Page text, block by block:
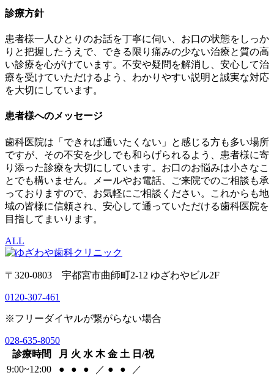
診療方針
患者様一人ひとりのお話を丁寧に伺い、お口の状態をしっか
りと把握したうえで、できる限り痛みの少ない治療と質の高
い診療を心がけています。不安や疑問を解消し、安心して治
療を受けていただけるよう、わかりやすい説明と誠実な対応
を大切にしています。
患者様へのメッセージ
歯科医院は「できれば通いたくない」と感じる方も多い場所
ですが、その不安を少しでも和らげられるよう、患者様に寄
り添った診療を大切にしています。お口のお悩みは小さなこ
とでも構いません。メールやお電話、ご来院でのご相談も承
っておりますので、お気軽にご相談ください。これからも地
域の皆様に信頼され、安心して通っていただける歯科医院を
目指してまいります。
ALL
〒320-0803 宇都宮市曲師町2-12 ゆざわやビル2F
0120-307-461
※フリーダイヤルが繋がらない場合
028-635-8050
診療時間
月 火 水 木 金 土 日/祝
9:00~12:00
● ● ● ／ ● ●
／